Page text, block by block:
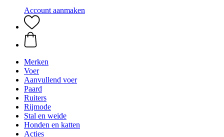
Account aanmaken
Merken
Voer
Aanvullend voer
Paard
Ruiters
Rijmode
Stal en weide
Honden en katten
Acties